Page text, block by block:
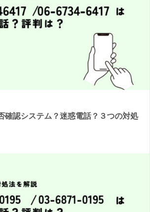
確認システム？迷惑電話？３つの対処